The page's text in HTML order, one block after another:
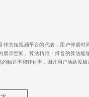
作为短视频平台的代表，用户停留时
展示空间。算法精准：抖音的算法能
的触达率和转化率，因此用户活跃度极